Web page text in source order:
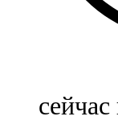
Биләр
Болгар